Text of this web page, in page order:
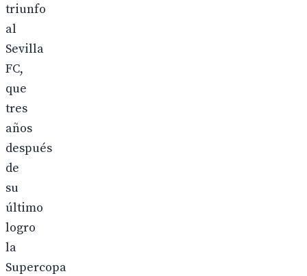
triunfo
al
Sevilla
FC,
que
tres
años
después
de
su
último
logro
la
Supercopa